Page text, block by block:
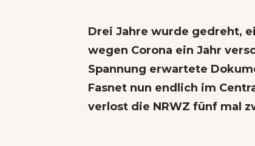
Drei Jahre wurde gedreht,
wegen Corona ein Jahr
Spannung erwartete
Fasnet nun endlich im
verlost die NRWZ fünf mal